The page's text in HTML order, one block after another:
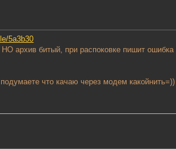
5a3b30
архив битый, при распоковке пишит ошибка
что качаю через модем какойнить=))